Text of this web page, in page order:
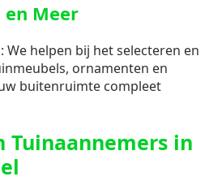
Meer
: We helpen bij het selecteren en
ornamenten en
buitenruimte compleet
Tuinaannemers in